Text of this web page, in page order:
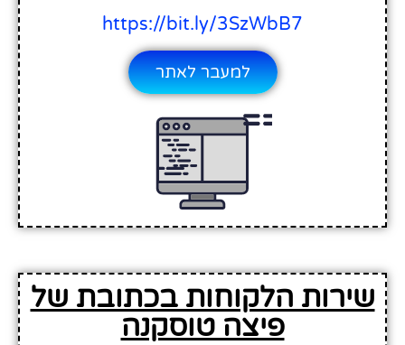
https://bit.ly/3SzWbB7
למעבר לאתר
שירות הלקוחות בכתובת של
פיצה טוסקנה